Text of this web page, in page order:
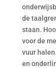
de
staan.
voor de
vuur
en